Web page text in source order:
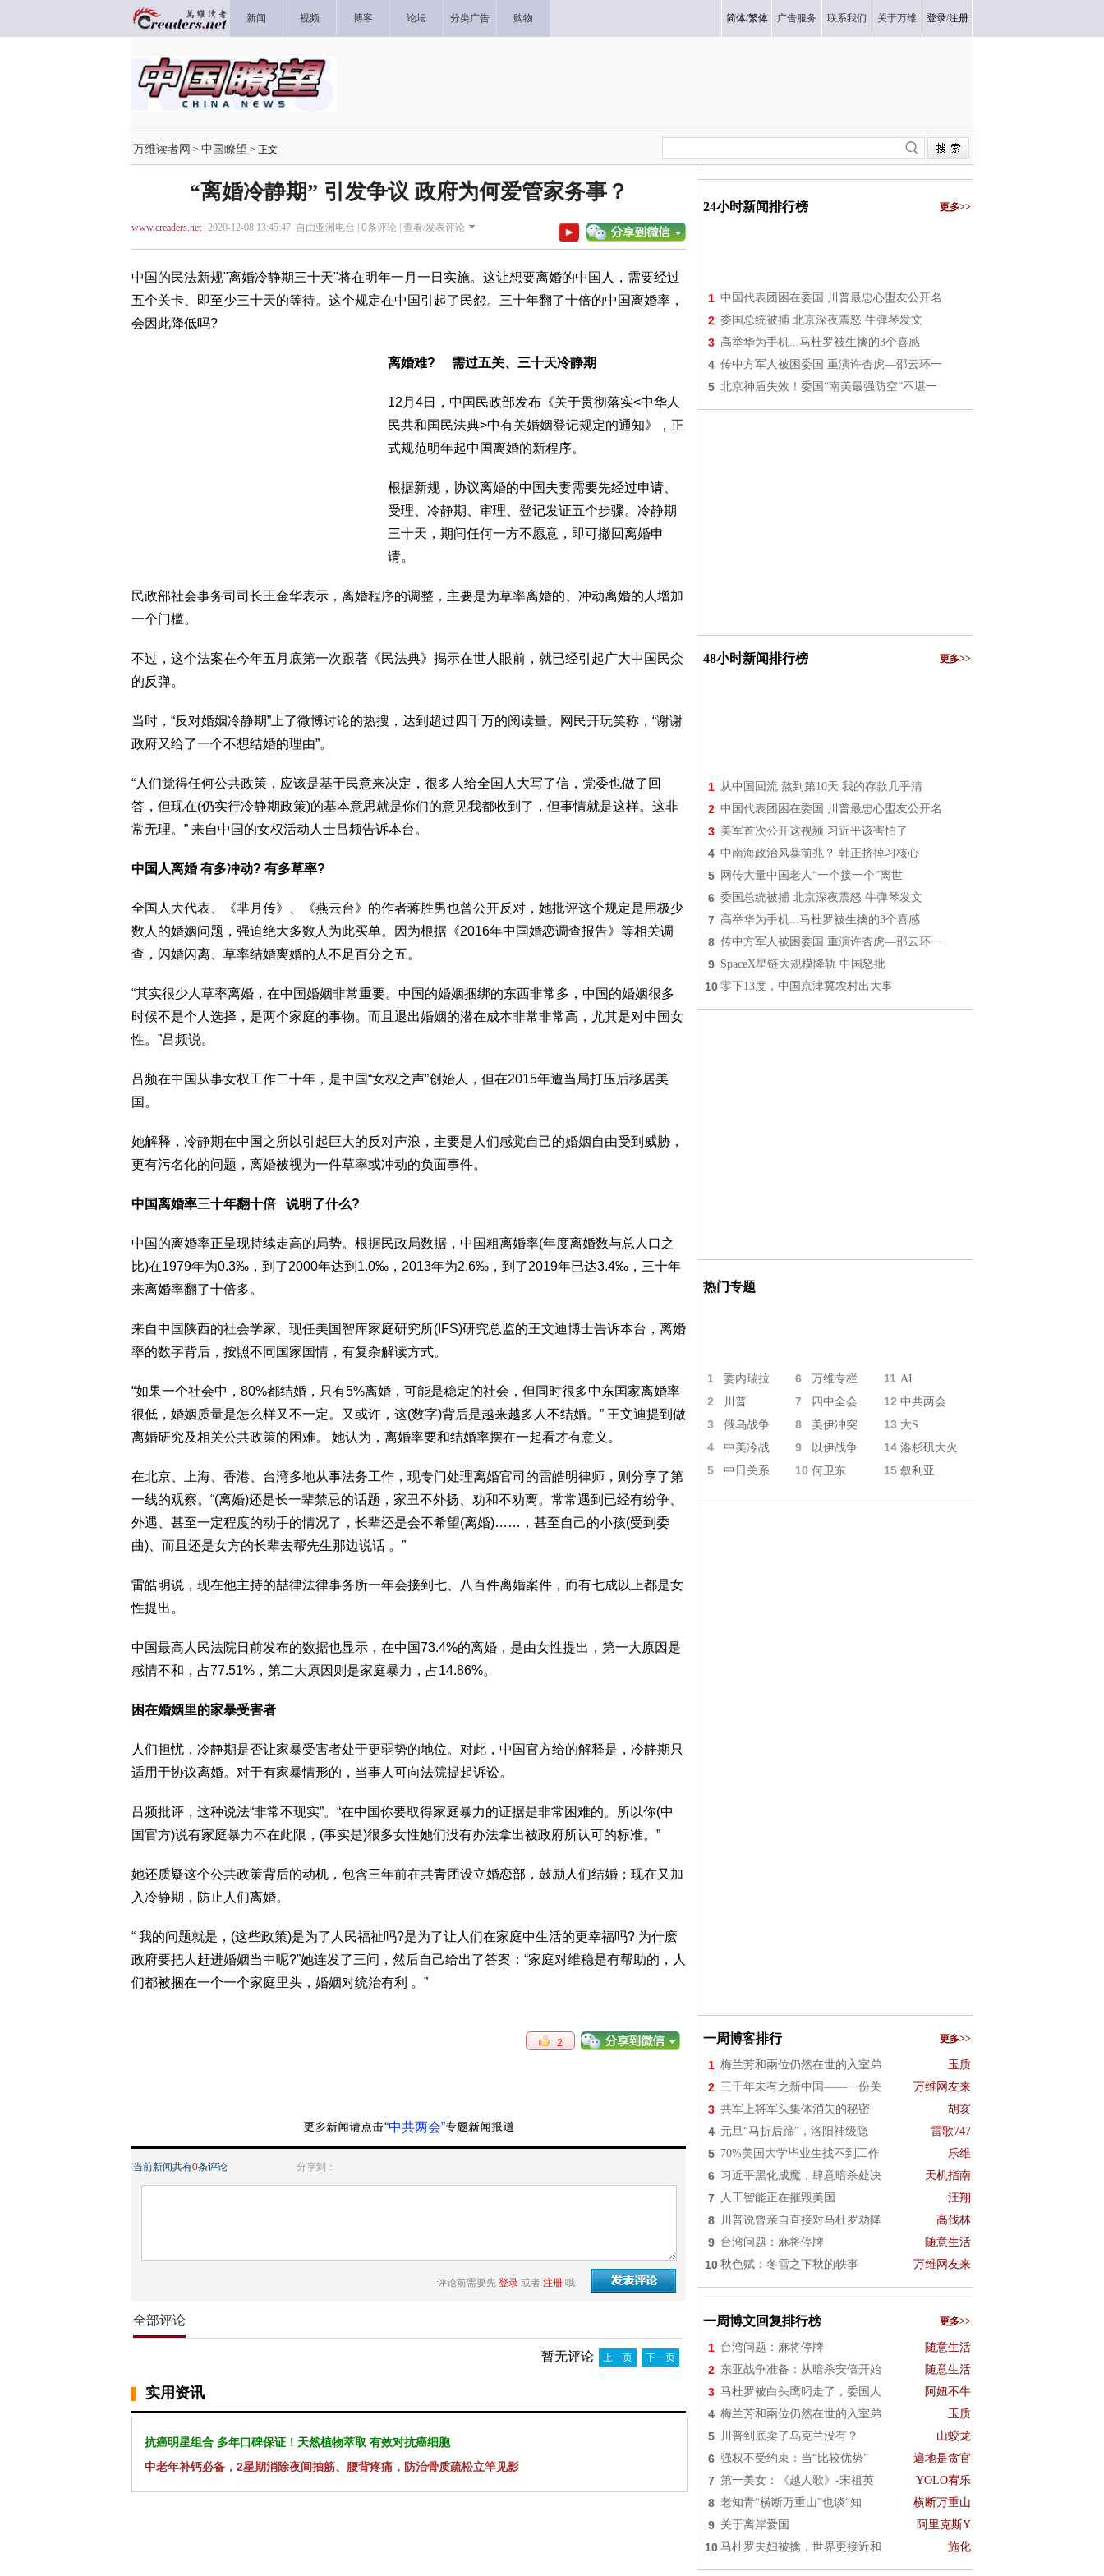
新闻 视频 博客 论坛 分类广告 购物 简体/繁体 广告服务 联系我们 关于万维 登录/注册
万维读者网 > 中国瞭望 > 正文
“离婚冷静期” 引发争议 政府为何爱管家务事？
www.creaders.net| 2020-12-08 13:45:47 自由亚洲电台 | 0条评论 | 查看/发表评论
中国的民法新规"离婚冷静期三十天"将在明年一月一日实施。这让想要离婚的中国人，需要经过
五个关卡、即至少三十天的等待。这个规定在中国引起了民怨。三十年翻了十倍的中国离婚率，
会因此降低吗?
离婚难? 需过五关、三十天冷静期
12月4日，中国民政部发布《关于贯彻落实<中华人
民共和国民法典>中有关婚姻登记规定的通知》，正
式规范明年起中国离婚的新程序。
根据新规，协议离婚的中国夫妻需要先经过申请、
受理、冷静期、审理、登记发证五个步骤。冷静期
三十天，期间任何一方不愿意，即可撤回离婚申
请。
民政部社会事务司司长王金华表示，离婚程序的调整，主要是为草率离婚的、冲动离婚的人增加
一个门槛。
不过，这个法案在今年五月底第一次跟著《民法典》揭示在世人眼前，就已经引起广大中国民众
的反弹。
当时，“反对婚姻冷静期”上了微博讨论的热搜，达到超过四千万的阅读量。网民开玩笑称，“谢谢
政府又给了一个不想结婚的理由”。
“人们觉得任何公共政策，应该是基于民意来决定，很多人给全国人大写了信，党委也做了回
答，但现在(仍实行冷静期政策)的基本意思就是你们的意见我都收到了，但事情就是这样。这非
常无理。” 来自中国的女权活动人士吕频告诉本台。
中国人离婚 有多冲动? 有多草率?
全国人大代表、《芈月传》、《燕云台》的作者蒋胜男也曾公开反对，她批评这个规定是用极少
数人的婚姻问题，强迫绝大多数人为此买单。因为根据《2016年中国婚恋调查报告》等相关调
查，闪婚闪离、草率结婚离婚的人不足百分之五。
“其实很少人草率离婚，在中国婚姻非常重要。中国的婚姻捆绑的东西非常多，中国的婚姻很多
时候不是个人选择，是两个家庭的事物。而且退出婚姻的潜在成本非常非常高，尤其是对中国女
性。”吕频说。
吕频在中国从事女权工作二十年，是中国“女权之声”创始人，但在2015年遭当局打压后移居美
国。
她解释，冷静期在中国之所以引起巨大的反对声浪，主要是人们感觉自己的婚姻自由受到威胁，
更有污名化的问题，离婚被视为一件草率或冲动的负面事件。
中国离婚率三十年翻十倍 说明了什么?
中国的离婚率正呈现持续走高的局势。根据民政局数据，中国粗离婚率(年度离婚数与总人口之
比)在1979年为0.3‰，到了2000年达到1.0‰，2013年为2.6‰，到了2019年已达3.4‰，三十年
来离婚率翻了十倍多。
来自中国陕西的社会学家、现任美国智库家庭研究所(IFS)研究总监的王文迪博士告诉本台，离婚
率的数字背后，按照不同国家国情，有复杂解读方式。
“如果一个社会中，80%都结婚，只有5%离婚，可能是稳定的社会，但同时很多中东国家离婚率
很低，婚姻质量是怎么样又不一定。又或许，这(数字)背后是越来越多人不结婚。” 王文迪提到做
离婚研究及相关公共政策的困难。 她认为，离婚率要和结婚率摆在一起看才有意义。
在北京、上海、香港、台湾多地从事法务工作，现专门处理离婚官司的雷皓明律师，则分享了第
一线的观察。“(离婚)还是长一辈禁忌的话题，家丑不外扬、劝和不劝离。常常遇到已经有纷争、
外遇、甚至一定程度的动手的情况了，长辈还是会不希望(离婚)……，甚至自己的小孩(受到委
曲)、而且还是女方的长辈去帮先生那边说话 。”
雷皓明说，现在他主持的喆律法律事务所一年会接到七、八百件离婚案件，而有七成以上都是女
性提出。
中国最高人民法院日前发布的数据也显示，在中国73.4%的离婚，是由女性提出，第一大原因是
感情不和，占77.51%，第二大原因则是家庭暴力，占14.86%。
困在婚姻里的家暴受害者
人们担忧，冷静期是否让家暴受害者处于更弱势的地位。对此，中国官方给的解释是，冷静期只
适用于协议离婚。对于有家暴情形的，当事人可向法院提起诉讼。
吕频批评，这种说法“非常不现实”。“在中国你要取得家庭暴力的证据是非常困难的。所以你(中
国官方)说有家庭暴力不在此限，(事实是)很多女性她们没有办法拿出被政府所认可的标准。”
她还质疑这个公共政策背后的动机，包含三年前在共青团设立婚恋部，鼓励人们结婚；现在又加
入冷静期，防止人们离婚。
“ 我的问题就是，(这些政策)是为了人民福祉吗?是为了让人们在家庭中生活的更幸福吗? 为什麽
政府要把人赶进婚姻当中呢?”她连发了三问，然后自己给出了答案：“家庭对维稳是有帮助的，人
们都被捆在一个一个家庭里头，婚姻对统治有利 。”
2
“中共两会”
当前新闻共有0条评论 分享到：
评论前需要先 登录 或者 注册 哦
全部评论
暂无评论 上一页 下一页
实用资讯
抗癌明星组合 多年口碑保证！天然植物萃取 有效对抗癌细胞
中老年补钙必备，2星期消除夜间抽筋、腰背疼痛，防治骨质疏松立竿见影
24小时新闻排行榜 更多>>
1 中国代表团困在委国 川普最忠心盟友公开名
2 委国总统被捕 北京深夜震怒 牛弹琴发文
3 高举华为手机...马杜罗被生擒的3个喜感
4 传中方军人被困委国 重演许杏虎—邵云环一
5 北京神盾失效！委国“南美最强防空”不堪一
48小时新闻排行榜 更多>>
1 从中国回流 熬到第10天 我的存款几乎清
2 中国代表团困在委国 川普最忠心盟友公开名
3 美军首次公开这视频 习近平该害怕了
4 中南海政治风暴前兆？ 韩正挤掉习核心
5 网传大量中国老人“一个接一个”离世
6 委国总统被捕 北京深夜震怒 牛弹琴发文
7 高举华为手机...马杜罗被生擒的3个喜感
8 传中方军人被困委国 重演许杏虎—邵云环一
9 SpaceX星链大规模降轨 中国怒批
10 零下13度，中国京津冀农村出大事
热门专题
1 委内瑞拉 6 万维专栏 11 AI
2 川普 7 四中全会 12 中共两会
3 俄乌战争 8 美伊冲突 13 大S
4 中美冷战 9 以伊战争 14 洛杉矶大火
5 中日关系 10 何卫东 15 叙利亚
一周博客排行 更多>>
1 梅兰芳和兩位仍然在世的入室弟 玉质
2 三千年未有之新中国——一份关 万维网友来
3 共军上将军头集体消失的秘密 胡亥
4 元旦“马折后蹄”，洛阳神级隐 雷歌747
5 70%美国大学毕业生找不到工作 乐维
6 习近平黑化成魔，肆意暗杀处决 天机指南
7 人工智能正在摧毁美国 汪翔
8 川普说曾亲自直接对马杜罗劝降 高伐林
9 台湾问题：麻将停牌 随意生活
10 秋色赋：冬雪之下秋的轶事 万维网友来
一周博文回复排行榜 更多>>
1 台湾问题：麻将停牌 随意生活
2 东亚战争准备：从暗杀安倍开始 随意生活
3 马杜罗被白头鹰叼走了，委国人 阿妞不牛
4 梅兰芳和兩位仍然在世的入室弟 玉质
5 川普到底卖了乌克兰没有？ 山蛟龙
6 强权不受约束：当“比较优势” 遍地是贪官
7 第一美女：《越人歌》-宋祖英 YOLO宥乐
8 老知青“横断万重山”也谈“知 横断万重山
9 关于离岸爱国 阿里克斯Y
10 马杜罗夫妇被擒，世界更接近和 施化